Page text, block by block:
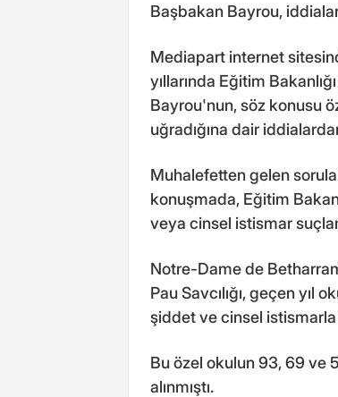
Başbakan Bayrou,
Mediapart internet
yıllarında Eğitim
Bayrou'nun, söz konusu
uğradığına dair
Muhalefetten gelen
konuşmada, Eğitim
veya cinsel istismar
Notre-Dame de
Pau Savcılığı, geçen yıl
şiddet ve cinsel istismarla
Bu özel okulun 93, 69 ve
alınmıştı.